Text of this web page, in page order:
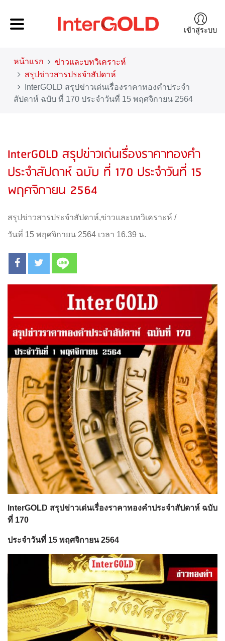
เข้าสู่ระบบ
หน้าแรก
ข่าวและบทวิเคราะห์
สรุปข่าวสารประจำสัปดาห์
InterGOLD สรุปข่าวเด่นเรื่องราคาทองคำประจำ
สัปดาห์ ฉบับ ที่ 170 ประจำวันที่ 15 พฤศจิกายน 2564
InterGOLD สรุปข่าวเด่นเรื่องราคาทองคำ
ประจำสัปดาห์ ฉบับ ที่ 170 ประจำวันที่ 15
พฤศจิกายน 2564
สรุปข่าวสารประจำสัปดาห์,ข่าวและบทวิเคราะห์ /
วันที่ 15 พฤศจิกายน 2564 เวลา 16.39 น.
InterGOLD สรุปข่าวเด่นเรื่องราคาทองคำประจำสัปดาห์ ฉบับ
ที่ 170
ประจำวันที่ 15 พฤศจิกายน 2564